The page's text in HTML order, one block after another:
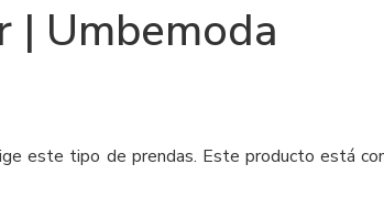
| Umbemoda
este tipo de prendas. Este producto está